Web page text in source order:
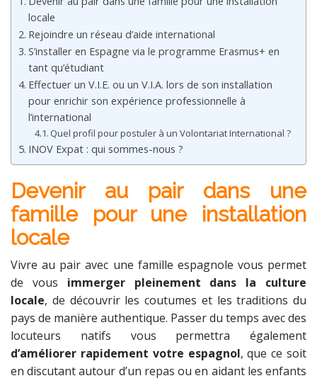
locale
Rejoindre un réseau d’aide international
S’installer en Espagne via le programme Erasmus+ en
tant qu’étudiant
Effectuer un V.I.E. ou un V.I.A. lors de son installation
pour enrichir son expérience professionnelle à
l’international
Quel profil pour postuler à un Volontariat International ?
INOV Expat : qui sommes-nous ?
Devenir au pair dans une
famille pour une installation
locale
Vivre au pair avec une famille espagnole vous permet
de vous immerger pleinement dans la culture
locale, de découvrir les coutumes et les traditions du
pays de manière authentique. Passer du temps avec des
locuteurs natifs vous permettra également
d’améliorer rapidement votre espagnol, que ce soit
en discutant autour d’un repas ou en aidant les enfants